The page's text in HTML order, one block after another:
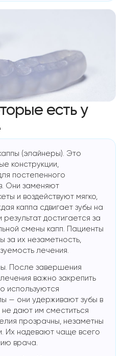
есть у
(элайнеры). Это
конструкции,
постепенного
Они заменяют
и воздействуют мягко,
каппа сдвигает зубы на
достигается за
смены капп. Пациенты
за их незаметность,
лечения.
После завершения
важно закрепить
используются
— они удерживают зубы в
дают им сместиться
прозрачны, незаметны
Их надевают чаще всего
врача.